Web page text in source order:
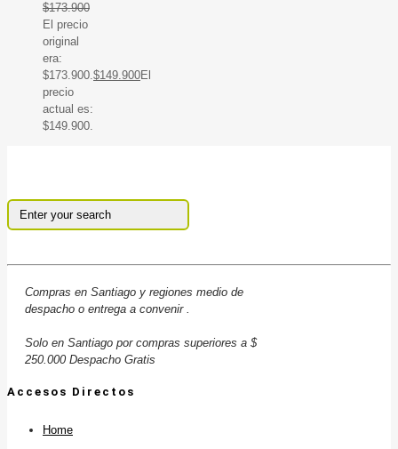
$173.900
El precio
original
era:
$173.900.$149.900El
precio
actual es:
$149.900.
Compras en Santiago y regiones medio de
despacho o entrega a convenir .
Solo en Santiago por compras superiores a $
250.000 Despacho Gratis
Accesos Directos
Home